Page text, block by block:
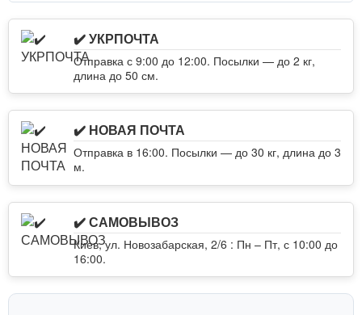
✔️ УКРПОЧТА
Отправка с 9:00 до 12:00. Посылки — до 2 кг,
длина до 50 см.
✔️ НОВАЯ ПОЧТА
Отправка в 16:00. Посылки — до 30 кг, длина до 3
м.
✔️ САМОВЫВОЗ
Киев, ул. Новозабарская, 2/6 : Пн – Пт, с 10:00 до
16:00.